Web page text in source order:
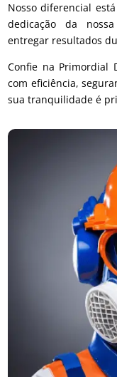
Nosso diferencial
dedicação da
entregar resultados
Confie na Primordial
com eficiência,
sua tranquilidade é